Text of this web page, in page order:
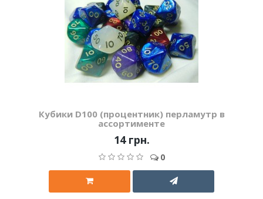
Кубики D100 (процентник) перламутр в
ассортименте
14 грн.
0